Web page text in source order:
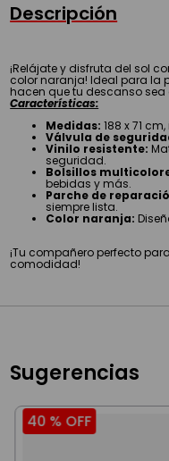
Descripción
¡Relájate y disfruta del sol
color naranja! Ideal para la
hacen que tu descanso
Características:
Medidas: 188 x 71
Válvula de
Vinilo resistente:
seguridad.
Bolsillos
bebidas y más.
Parche de
siempre lista.
Color naranja:
¡Tu compañero perfecto
comodidad!
Sugerencias
40 % OFF